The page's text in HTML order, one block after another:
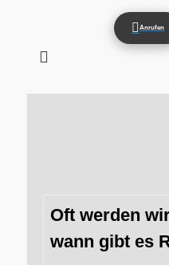
Oft werden
wann gibt es
Anrufen